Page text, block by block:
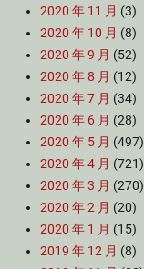
2020 年 11 月 (3)
2020 年 10 月 (8)
2020 年 9 月 (52)
2020 年 8 月 (12)
2020 年 7 月 (34)
2020 年 6 月 (28)
2020 年 5 月 (497)
2020 年 4 月 (721)
2020 年 3 月 (270)
2020 年 2 月 (20)
2020 年 1 月 (15)
2019 年 12 月 (8)